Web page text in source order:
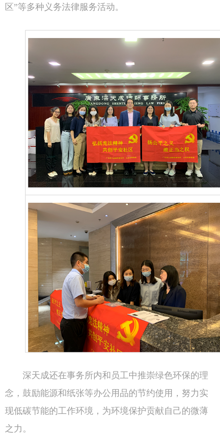
区”等多种义务法律服务活动。
深天成还在事务所内和员工中推崇绿色环保的理
念，鼓励能源和纸张等办公用品的节约使用，努力实
现低碳节能的工作环境，为环境保护贡献自己的微薄
之力。